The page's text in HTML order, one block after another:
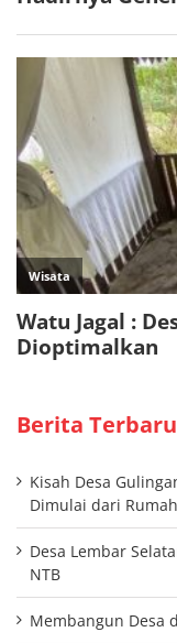
Berita Terbaru
Kisah Desa
Dimulai dari Rumah
Desa Lembar
NTB
Membangun Desa